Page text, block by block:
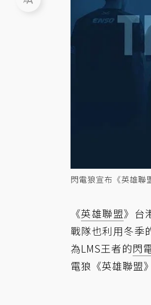
閃電狼宣布《英雄聯
《英雄聯盟》台
戰隊也利用冬季
為LMS王者的閃
電狼《英雄聯盟